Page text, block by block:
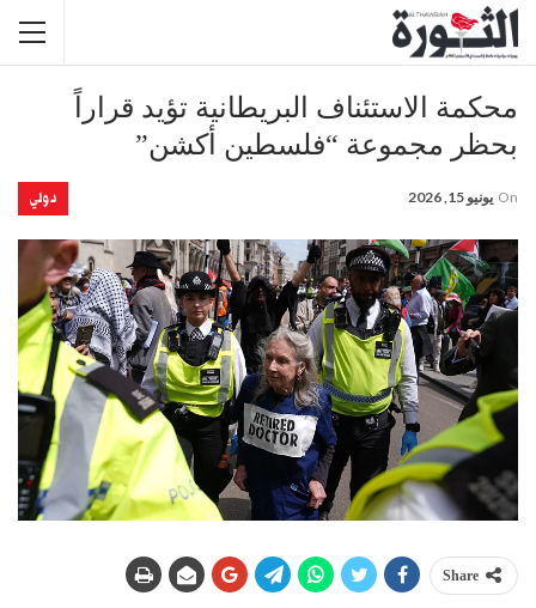
محكمة الاستئناف البريطانية تؤيد قراراً
بحظر مجموعة “فلسطين أكشن”
دولي On يونيو 15, 2026
Share